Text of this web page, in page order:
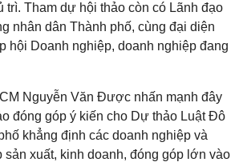
Tham dự hội thảo còn có Lãnh đạo
nhân dân Thành phố, cùng đại diện
hội Doanh nghiệp, doanh nghiệp đang
Nguyễn Văn Được nhấn mạnh đây
đóng góp ý kiến cho Dự thảo Luật Đô
khẳng định các doanh nghiệp và
xuất, kinh doanh, đóng góp lớn vào